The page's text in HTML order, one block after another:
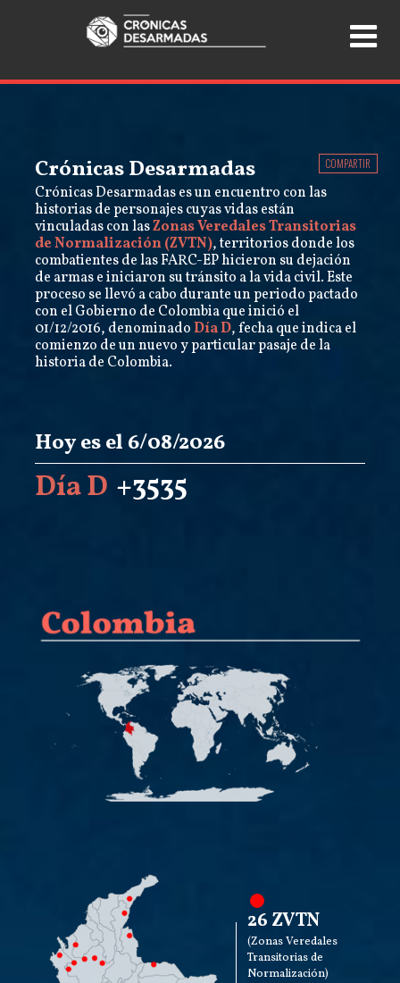
Crónicas Desarmadas
Crónicas Desarmadas es un encuentro con las
historias de personajes cuyas vidas están
vinculadas con lasZonas Veredales Transitorias
de Normalización (ZVTN), territorios donde los
combatientes de las FARC-EP hicieron su dejación
de armas e iniciaron su tránsito a la vida civil. Este
proceso se llevó a cabo durante un periodo pactado
con el Gobierno de Colombia que inició el
01/12/2016, denominadoDía D, fecha que indica el
comienzo de un nuevo y particular pasaje de la
historia de Colombia.
COMPARTIR
Hoy es el 6/08/2026
Día D +3535
26 ZVTN
(Zonas Veredales
Transitorias de
Normalización)